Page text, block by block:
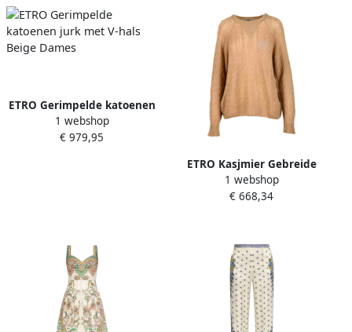
ETRO Gerimpelde katoenen
jurk met V-hals Beige
Dames
1 webshop
€ 979,95
ETRO Kasjmier Gebreide
Trui Beige Dames
1 webshop
€ 668,34